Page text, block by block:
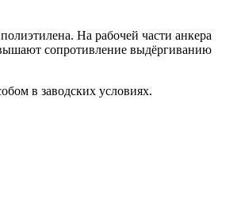
На рабочей части анкера
сопротивление выдёргиванию
в заводских условиях.